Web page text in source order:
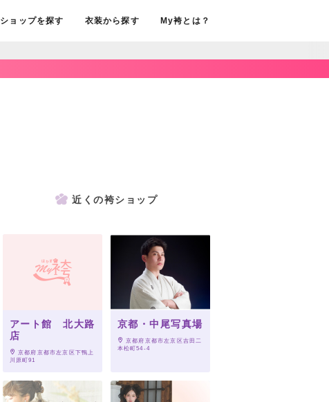
ショップを探す 衣装から探す My袴とは？
近くの袴ショップ
アート館 北大路
店
京都府京都市左京区下鴨上
川原町91
京都・中尾写真場
京都府京都市左京区吉田二
本松町54-4